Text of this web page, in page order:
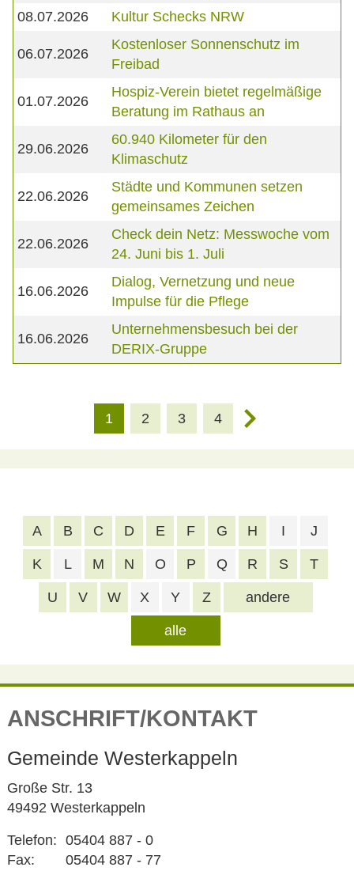
08.07.2026
Kultur Schecks NRW
06.07.2026
Kostenloser Sonnenschutz im
Freibad
01.07.2026
Hospiz-Verein bietet regelmäßige
Beratung im Rathaus an
29.06.2026
60.940 Kilometer für den
Klimaschutz
22.06.2026
Städte und Kommunen setzen
gemeinsames Zeichen
22.06.2026
Check dein Netz: Messwoche vom
24. Juni bis 1. Juli
16.06.2026
Dialog, Vernetzung und neue
Impulse für die Pflege
16.06.2026
Unternehmensbesuch bei der
DERIX-Gruppe
1 2 3 4
alle
A B C D E F G H I J
K L M N O P Q R S T
U V W X Y Z andere
ANSCHRIFT/KONTAKT
Gemeinde Westerkappeln
Große Str. 13
49492 Westerkappeln
Telefon: 05404 887 - 0
Fax:
05404 887 - 77